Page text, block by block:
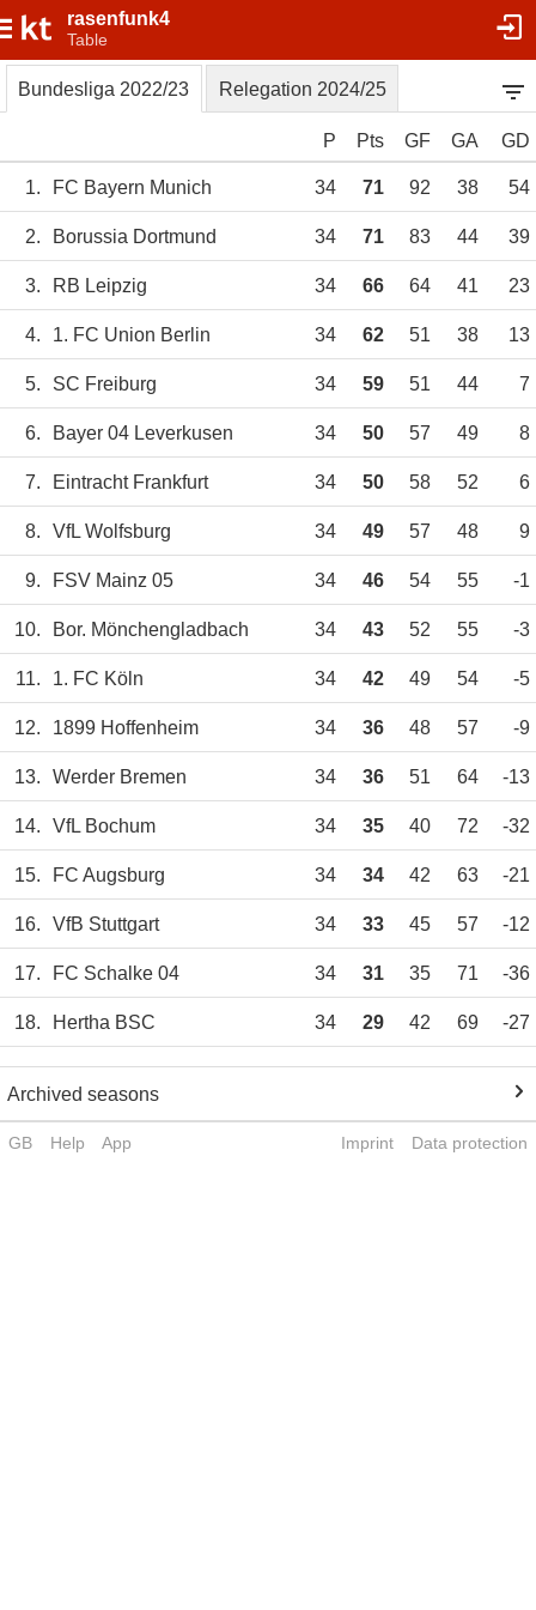
rasenfunk4
Table
Bundesliga 2022/23 Relegation 2024/25
P Pts GF GA GD
1. FC Bayern Munich 34 71 92 38 54
2. Borussia Dortmund 34 71 83 44 39
3. RB Leipzig 34 66 64 41 23
4. 1. FC Union Berlin 34 62 51 38 13
5. SC Freiburg 34 59 51 44 7
6. Bayer 04 Leverkusen 34 50 57 49 8
7. Eintracht Frankfurt 34 50 58 52 6
8. VfL Wolfsburg 34 49 57 48 9
9. FSV Mainz 05 34 46 54 55 -1
10. Bor. Mönchengladbach 34 43 52 55 -3
11. 1. FC Köln 34 42 49 54 -5
12. 1899 Hoffenheim 34 36 48 57 -9
13. Werder Bremen 34 36 51 64 -13
14. VfL Bochum 34 35 40 72 -32
15. FC Augsburg 34 34 42 63 -21
16. VfB Stuttgart 34 33 45 57 -12
17. FC Schalke 04 34 31 35 71 -36
18. Hertha BSC 34 29 42 69 -27
Archived seasons
GB Help App Imprint Data protection